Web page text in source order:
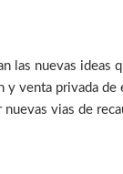
las nuevas
venta privada
nuevas vias de